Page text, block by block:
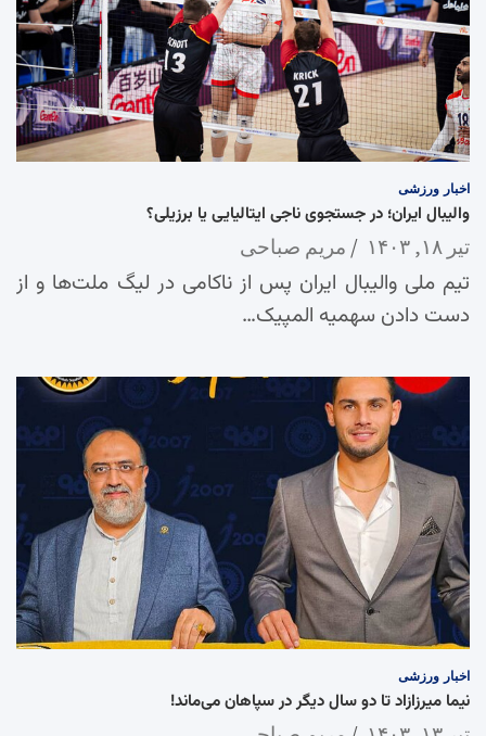
اخبار ورزشی
والیبال ایران؛ در جستجوی ناجی ایتالیایی یا برزیلی؟
تیر ۱۸, ۱۴۰۳ مریم صباحی
تیم ملی والیبال ایران پس از ناکامی در لیگ ملت‌ها و از
دست دادن سهمیه المپیک…
اخبار ورزشی
نیما میرزازاد تا دو سال دیگر در سپاهان می‌ماند!